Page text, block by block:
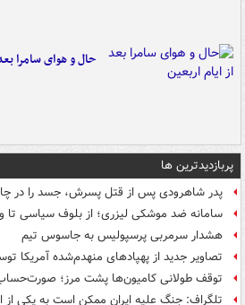
حال و هوای سامرا
پربازدیدترین ها
پدر شاهرودی پس از قتل پسرش، جسد را در
سامانه ضد موشکی لیزری؛ از بلوف سیاسی تا
هشدار سرمربی پرسپولیس به جاسوس تیم
تصاویر جدید از پهپادهای منهدم‌شده آمریکا
توقف طولانی کامیون‌ها پشت مرز؛
تلگراف: جنگ علیه ایران ممکن است به یکی از